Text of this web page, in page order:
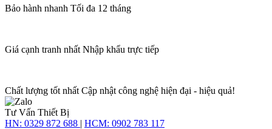
Bảo hành nhanh Tối đa 12 tháng
Giá cạnh tranh nhất Nhập khẩu trực tiếp
Chất lượng tốt nhất Cập nhật công nghệ hiện đại - hiệu quả!
Tư Vấn Thiết Bị
HN: 0329 872 688 | HCM: 0902 783 117